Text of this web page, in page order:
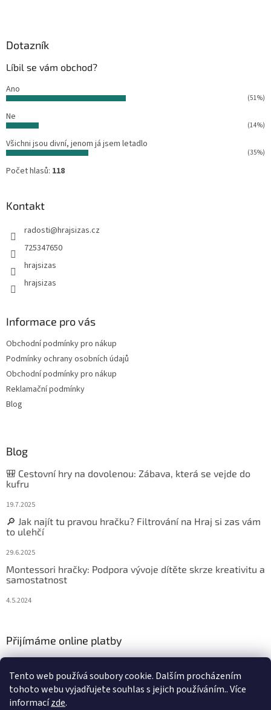
Tento web používá soubory cookie. Dalším procházením
tohoto webu vyjadřujete souhlas s jejich používáním.. Více
informacízde.
Dotazník
Líbil se vám obchod?
Ano
(51%)
Ne
(14%)
Všichni jsou divní, jenom já jsem letadlo
(35%)
Počet hlasů: 118
Kontakt
radosti@hrajsizas.cz
725347650
hrajsizas
hrajsizas
Informace pro vás
Obchodní podmínky pro nákup
Podmínky ochrany osobních údajů
Obchodní podmínky pro nákup
Reklamační podmínky
Blog
Blog
🎒 Cestovní hry na dovolenou: Zábava, která se vejde do
kufru
19.7.2025
🔎 Jak najít tu pravou hračku? Filtrování na Hraj si zas vám
to ulehčí
29.6.2025
Montessori hračky: Podpora vývoje dítěte skrze kreativitu a
samostatnost
4.5.2024
Přijímáme online platby